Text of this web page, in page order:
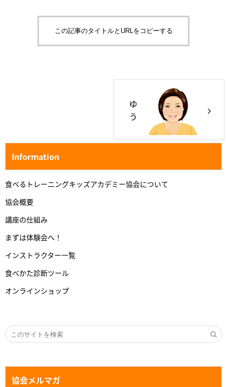
この記事のタイトルとURLをコピーする
ゆ
う
か
ん
Information
食べるトレーニングキッズアカデミー協会について
協会概要
講座の仕組み
まずは体験会へ！
インストラクター一覧
食べかた診断ツール
オンラインショップ
協会メルマガ